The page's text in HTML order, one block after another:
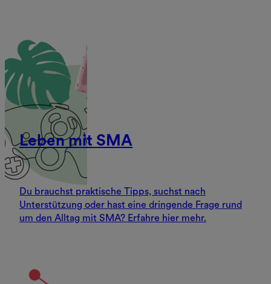
Leben mit SMA
Du brauchst praktische Tipps, suchst nach
Unterstützung oder hast eine dringende Frage rund
um den Alltag mit SMA? Erfahre hier mehr.